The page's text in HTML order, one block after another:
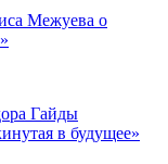
Межуева о
Гайды
в будущее»